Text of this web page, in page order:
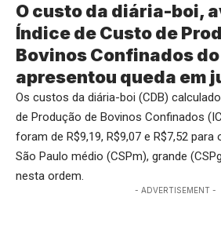
O custo da diária-boi,
Índice de Custo de
Bovinos Confinados do
apresentou queda em
Os custos da diária-boi (CDB)
de Produção de Bovinos Confinados
foram de R$9,19, R$9,07 e R$7,52
São Paulo médio (CSPm), grande
nesta ordem.
- ADVERTISEMENT -